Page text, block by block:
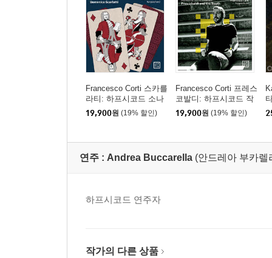
Francesco Corti 스카를
라티: 하프시코드 소나
타집 (Scarlatti: A Man
of Genius)
19,900원 (19% 할인)
Francesco Corti 프레스
코발디: 하프시코드 작
품집 (Frescobaldi and t
he South)
19,900원 (19% 할인)
연주 : Andrea Buccarella (안드레아 부카렐
하프시코드 연주자
작가의 다른 상품